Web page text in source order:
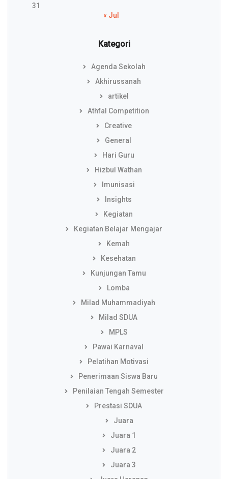
31
« Jul
Kategori
Agenda Sekolah
Akhirussanah
artikel
Athfal Competition
Creative
General
Hari Guru
Hizbul Wathan
Imunisasi
Insights
Kegiatan
Kegiatan Belajar Mengajar
Kemah
Kesehatan
Kunjungan Tamu
Lomba
Milad Muhammadiyah
Milad SDUA
MPLS
Pawai Karnaval
Pelatihan Motivasi
Penerimaan Siswa Baru
Penilaian Tengah Semester
Prestasi SDUA
Juara
Juara 1
Juara 2
Juara 3